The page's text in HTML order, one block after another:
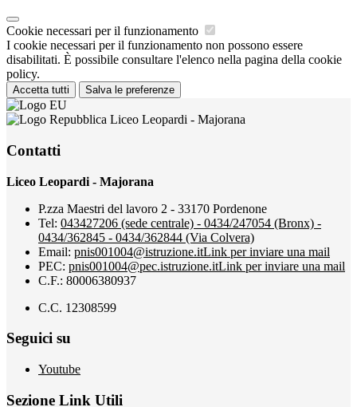
Cookie necessari per il funzionamento
I cookie necessari per il funzionamento non possono essere
disabilitati. È possibile consultare l'elenco nella pagina della cookie
policy.
Accetta tutti Salva le preferenze
Liceo Leopardi - Majorana
Contatti
Liceo Leopardi - Majorana
P.zza Maestri del lavoro 2 - 33170 Pordenone
Tel: 043427206 (sede centrale) - 0434/247054 (Bronx) -
0434/362845 - 0434/362844 (Via Colvera)
Email: pnis001004@istruzione.itLink per inviare una mail
PEC: pnis001004@pec.istruzione.itLink per inviare una mail
C.F.: 80006380937
C.C. 12308599
Seguici su
Youtube
Sezione Link Utili